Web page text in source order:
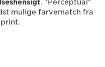
. "Perceptual"
mulige farvematch fra